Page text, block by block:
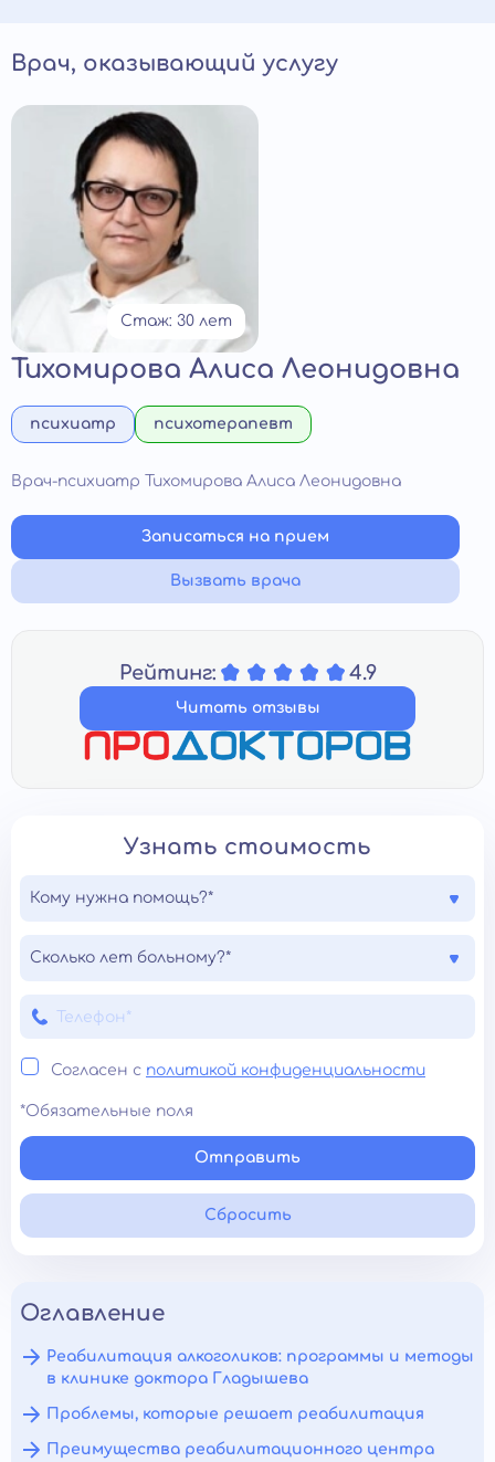
Врач, оказывающий услугу
Стаж: 30 лет
Тихомирова Алиса Леонидовна
психиатр психотерапевт
Врач-психиатр Тихомирова Алиса Леонидовна
Записаться на прием
Вызвать врача
Рейтинг: 4.9
Читать отзывы
Узнать стоимость
Кому нужна помощь?*
Сколько лет больному?*
Согласен с политикой конфиденциальности
*Обязательные поля
Отправить
Сбросить
Оглавление
Реабилитация алкоголиков: программы и методы
в клинике доктора Гладышева
Проблемы, которые решает реабилитация
Преимущества реабилитационного центра